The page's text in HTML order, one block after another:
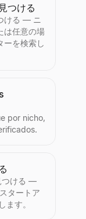
つける
ける — ニ
は任意の場
ーを検索し
por nicho,
つける —
タートア
ます。